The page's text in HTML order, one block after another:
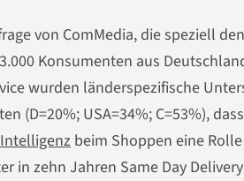
von ComMedia, die speziell den
Konsumenten aus
wurden länderspezifische
(D=20%; USA=34%; C=53%),
beim Shoppen eine
in zehn Jahren Same Day